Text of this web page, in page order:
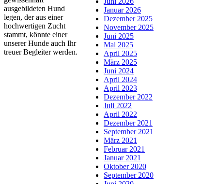
Januar 2026
Dezember 2025
November 2025
Juni 2025
Mai 2025
April 2025
März 2025
Juni 2024
April 2024
April 2023
Dezember 2022
Juli 2022
April 2022
Dezember 2021
September 2021
März 2021
Februar 2021
Januar 2021
Oktober 2020
September 2020
ausgebildeten Hund
legen, der aus einer
hochwertigen Zucht
stammt, könnte einer
unserer Hunde auch Ihr
treuer Begleiter werden.